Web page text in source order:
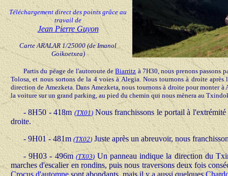
Téléchargement direct des points grâce au
travail de
Jean Pierre Guyon
CarteARALAR 1/25000 (de Imanol
Goikoetxea)
Partis du péage de l'autoroute deBiarritzà 7H30, nous prenons passons
Tolosa, et nous sortons de la 4 voies à Alegia. Nous tournons à droite
direction de Amezketa. Dans Amezketa, nous tournons à droite pour monter
la voiture sur un grand parking, au pied du chemin qui nous mènera au
- 8H50 - 418m(TX01)Nous franchissons le portail à
droite.
- 9H01 - 481m (TX02)Juste après un abreuvoir, nous
- 9H03 - 496m(TX03)Un panneau indique la direction du
marches d'escalier en rondins, puis nous traversons deux fois
Crocus d'automnesont abondants, mais il y a aussi quelques